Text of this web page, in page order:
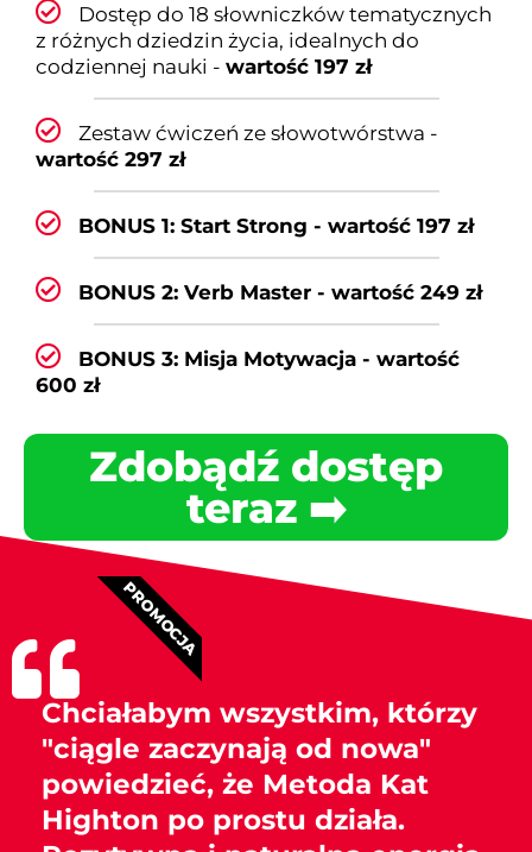
Dostęp do 18 słowniczków tematycznych
z różnych dziedzin życia, idealnych do
codziennej nauki - wartość 197 zł
Zestaw ćwiczeń ze słowotwórstwa -
wartość 297 zł
BONUS 1: Start Strong - wartość 197 zł
BONUS 2: Verb Master - wartość 249 zł
BONUS 3: Misja Motywacja - wartość
600 zł
Zdobądź dostęp
teraz ➡️
PROMOCJA
Chciałabym wszystkim, którzy
"ciągle zaczynają od nowa"
powiedzieć, że Metoda Kat
Highton po prostu działa.